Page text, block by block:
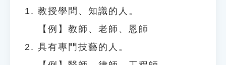
教授學問、知識的人。
【例】教師、老師、恩師
具有專門技藝的人。